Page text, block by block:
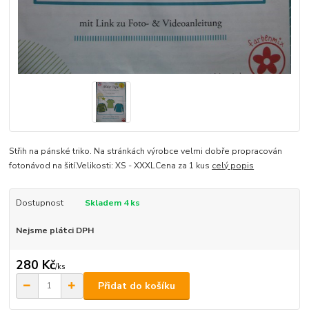
Střih na pánské triko. Na stránkách výrobce velmi dobře propracován
fotonávod na šití.Velikosti: XS - XXXLCena za 1 kus celý popis
Dostupnost Skladem 4 ks
Nejsme plátci DPH
280 Kč/ks
Přidat do košíku